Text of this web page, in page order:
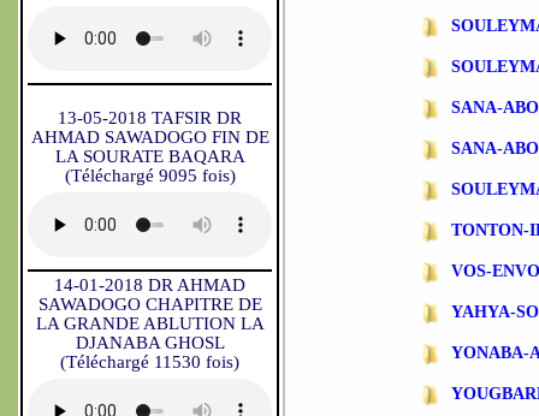
13-05-2018 TAFSIR DR
AHMAD SAWADOGO FIN DE
LA SOURATE BAQARA
(Téléchargé 9095 fois)
14-01-2018 DR AHMAD
SAWADOGO CHAPITRE DE
LA GRANDE ABLUTION LA
DJANABA GHOSL
(Téléchargé 11530 fois)
SANA-
SANA-
TONTON-
VOS-
YAHYA-
YONABA-